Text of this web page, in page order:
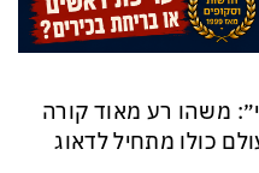
משהו רע מאוד קורה
כולו מתחיל לדאוג